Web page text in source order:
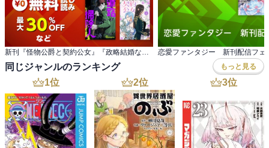
新刊『怪物公爵と契約公女』『政略結婚なのに どうして執着するのですか？』発売！無料&割引など 恋愛ファンタジー 新刊配信フェ
同じジャンルのランキング もっと見る
1位 2位 3位